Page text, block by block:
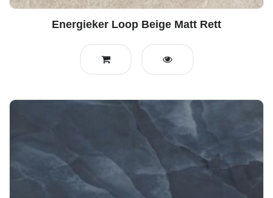
Energieker Loop Beige Matt Rett